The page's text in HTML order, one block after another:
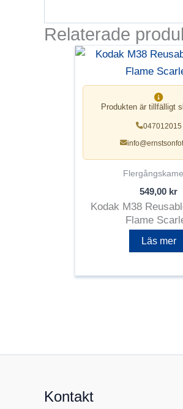
Relaterade
Produkten är tillfälligt
047012015
549,00 kr
Kodak M38
Flame
Läs mer
Kontakt